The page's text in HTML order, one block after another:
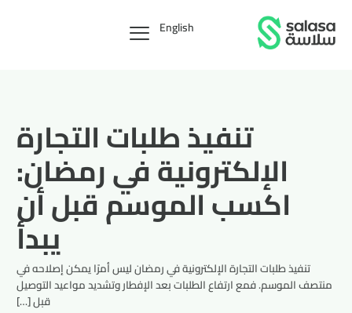
English
تنفيذ طلبات التجارة
الإلكترونية في رمضان:
اكسب الموسم قبل أن
يبدأ
تنفيذ طلبات التجارة الإلكترونية في رمضان ليس أمرًا يمكن إصلاحه في
منتصف الموسم. فمع ارتفاع الطلبات بعد الإفطار وتشديد مواعيد التوصيل
قبل […]